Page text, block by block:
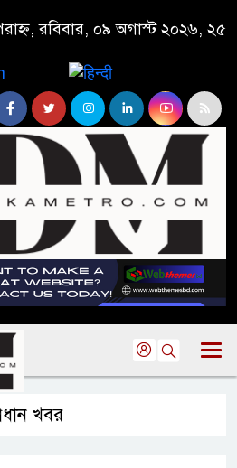
রবিবার, ০৯ অগাস্ট ২০২৬, ২৫
খবর